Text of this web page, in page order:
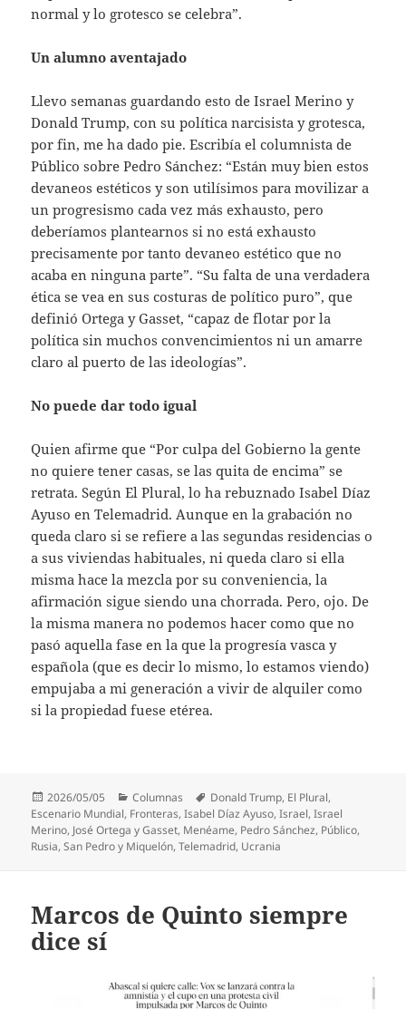
normal y lo grotesco se celebra”.
Un alumno aventajado
Llevo semanas guardando esto de Israel Merino y
Donald Trump, con su política narcisista y grotesca,
por fin, me ha dado pie. Escribía el columnista de
Público sobre Pedro Sánchez: “Están muy bien estos
devaneos estéticos y son utilísimos para movilizar a
un progresismo cada vez más exhausto, pero
deberíamos plantearnos si no está exhausto
precisamente por tanto devaneo estético que no
acaba en ninguna parte”. “Su falta de una verdadera
ética se vea en sus costuras de político puro”, que
definió Ortega y Gasset, “capaz de flotar por la
política sin muchos convencimientos ni un amarre
claro al puerto de las ideologías”.
No puede dar todo igual
Quien afirme que “Por culpa del Gobierno la gente
no quiere tener casas, se las quita de encima” se
retrata. Según El Plural, lo ha rebuznado Isabel Díaz
Ayuso en Telemadrid. Aunque en la grabación no
queda claro si se refiere a las segundas residencias o
a sus viviendas habituales, ni queda claro si ella
misma hace la mezcla por su conveniencia, la
afirmación sigue siendo una chorrada. Pero, ojo. De
la misma manera no podemos hacer como que no
pasó aquella fase en la que la progresía vasca y
española (que es decir lo mismo, lo estamos viendo)
empujaba a mi generación a vivir de alquiler como
si la propiedad fuese etérea.
Publicado
el
2026/05/05 Categorías
Columnas Etiquetas
Donald Trump, El Plural,
Escenario Mundial, Fronteras,Isabel Díaz Ayuso,Israel,Israel
Merino, José Ortega y Gasset, Menéame, Pedro Sánchez, Público,
Rusia,San Pedro y Miquelón,Telemadrid, Ucrania
Marcos de Quinto siempre
dice sí